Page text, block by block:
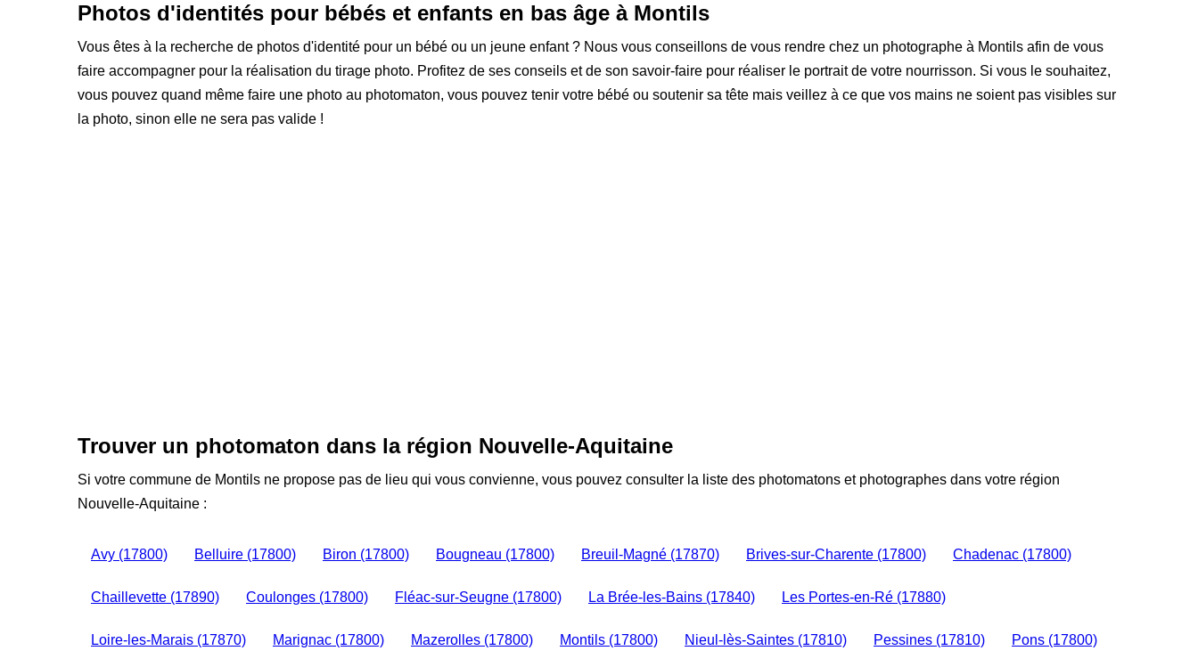
Photos d'identités pour bébés et enfants en bas âge à Montils
Vous êtes à la recherche de photos d'identité pour un bébé ou un jeune enfant ? Nous vous conseillons de vous rendre chez un photographe à Montils afin de vous
faire accompagner pour la réalisation du tirage photo. Profitez de ses conseils et de son savoir-faire pour réaliser le portrait de votre nourrisson. Si vous le souhaitez,
vous pouvez quand même faire une photo au photomaton, vous pouvez tenir votre bébé ou soutenir sa tête mais veillez à ce que vos mains ne soient pas visibles sur
la photo, sinon elle ne sera pas valide !
Trouver un photomaton dans la région Nouvelle-Aquitaine
Si votre commune de Montils ne propose pas de lieu qui vous convienne, vous pouvez consulter la liste des photomatons et photographes dans votre région
Nouvelle-Aquitaine :
Avy (17800) Belluire (17800) Biron (17800) Bougneau (17800) Breuil-Magné (17870) Brives-sur-Charente (17800) Chadenac (17800)
Chaillevette (17890) Coulonges (17800) Fléac-sur-Seugne (17800) La Brée-les-Bains (17840) Les Portes-en-Ré (17880)
Loire-les-Marais (17870) Marignac (17800) Mazerolles (17800) Montils (17800) Nieul-lès-Saintes (17810) Pessines (17810) Pons (17800)